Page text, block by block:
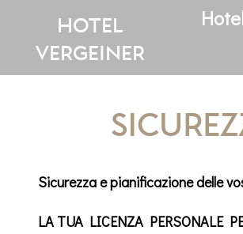
hotel
vergeiner
Sicurezza e pianificazione delle
LA TUA LICENZA PERSONALE